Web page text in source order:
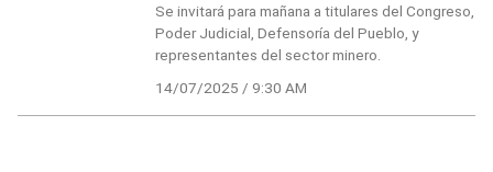
Se invitará para mañana a titulares del Congreso,
Poder Judicial, Defensoría del Pueblo, y
representantes del sector minero.
14/07/2025 / 9:30 AM